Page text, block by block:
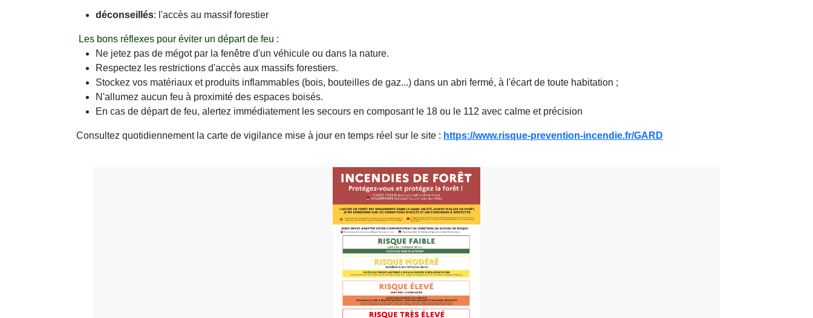
déconseillés: l'accès au massif forestier
Les bons réflexes pour éviter un départ de feu :
Ne jetez pas de mégot par la fenêtre d'un véhicule ou dans la nature.
Respectez les restrictions d'accès aux massifs forestiers.
Stockez vos matériaux et produits inflammables (bois, bouteilles de gaz...) dans un abri fermé, à l'écart de toute habitation ;
N'allumez aucun feu à proximité des espaces boisés.
En cas de départ de feu, alertez immédiatement les secours en composant le 18 ou le 112 avec calme et précision
Consultez quotidiennement la carte de vigilance mise à jour en temps réel sur le site : https://www.risque-prevention-incendie.fr/GARD